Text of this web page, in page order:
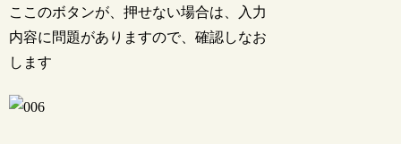
ここのボタンが、押せない場合は、入力
内容に問題がありますので、確認しなお
します